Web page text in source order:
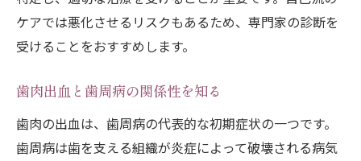
要性
歯肉の出血が気になる時の受診の目安
ケアでは悪化させるリスクもあるため、専門家の診断を
受けることをおすすめします。
歯肉出血と歯周病の関係性を知る
歯肉の出血は、歯周病の代表的な初期症状の一つです。
歯周病は歯を支える組織が炎症によって破壊される病気